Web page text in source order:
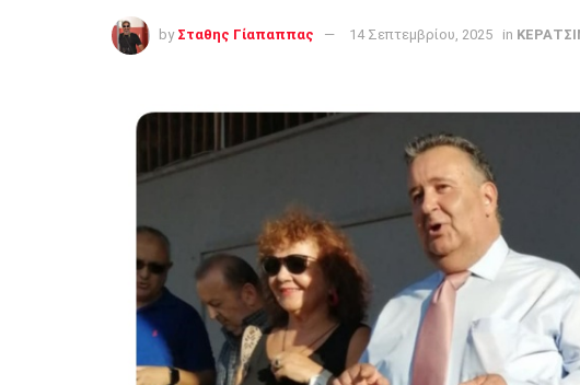
by Σταθης Γίαπαππας 14 Σεπτεμβρίου, 2025 in